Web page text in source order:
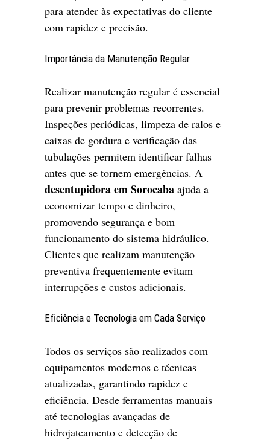
para atender às expectativas do cliente
com rapidez e precisão.
Importância da Manutenção Regular
Realizar manutenção regular é essencial
para prevenir problemas recorrentes.
Inspeções periódicas, limpeza de ralos e
caixas de gordura e verificação das
tubulações permitem identificar falhas
antes que se tornem emergências. A
desentupidora em Sorocaba ajuda a
economizar tempo e dinheiro,
promovendo segurança e bom
funcionamento do sistema hidráulico.
Clientes que realizam manutenção
preventiva frequentemente evitam
interrupções e custos adicionais.
Eficiência e Tecnologia em Cada Serviço
Todos os serviços são realizados com
equipamentos modernos e técnicas
atualizadas, garantindo rapidez e
eficiência. Desde ferramentas manuais
até tecnologias avançadas de
hidrojateamento e detecção de